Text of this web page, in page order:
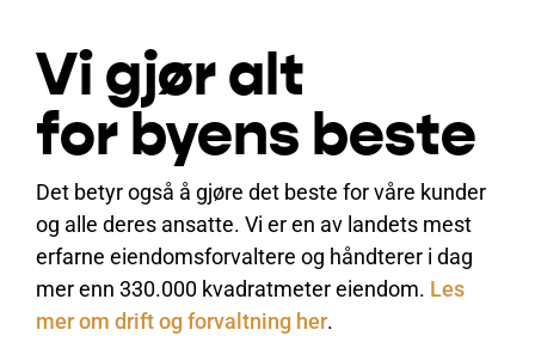
Vi gjør alt
for byens beste
Det betyr også å gjøre det beste for våre kunder
og alle deres ansatte. Vi er en av landets mest
erfarne eiendomsforvaltere og håndterer i dag
mer enn 330.000 kvadratmeter eiendom. Les
mer om drift og forvaltning her.